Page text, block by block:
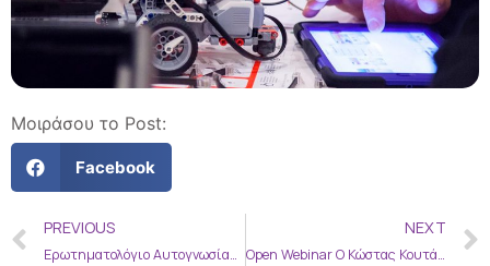
Μοιράσου το Post:
Facebook
PREVIOUS
Ερωτηματολόγιο Αυτογνωσίας στην εκπομπή Uth Acternatives
NEXT
Open Webinar Ο Κώστας Κουτάγιαρ μιλάει για τη φωτογραφία